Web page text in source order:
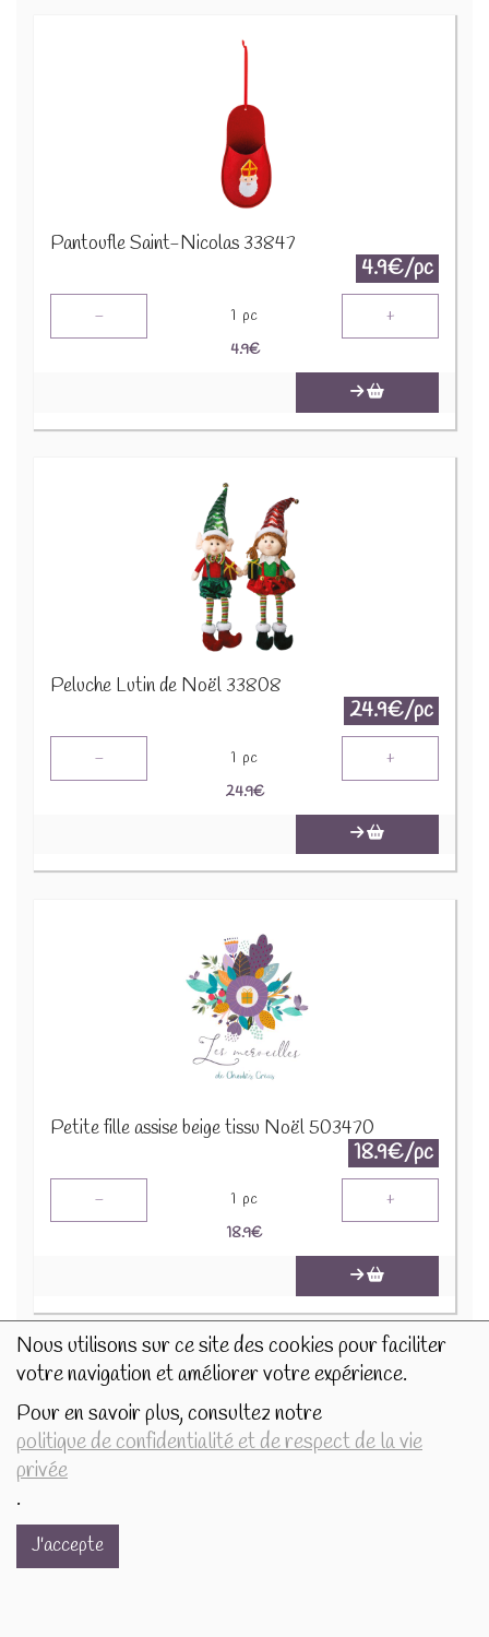
Nous utilisons sur ce site des cookies pour faciliter
votre navigation et améliorer votre expérience.
Pour en savoir plus, consultez notre
politique de confidentialité et de respect de la vie
privée
.
J'accepte
Pantoufle Saint-Nicolas 33847
4.9€/pc
- 1 pc +
4.9€
Peluche Lutin de Noël 33808
24.9€/pc
- 1 pc +
24.9€
Petite fille assise beige tissu Noël 503470
18.9€/pc
- 1 pc +
18.9€
Photophore 6cm Neige givre maisons 505270